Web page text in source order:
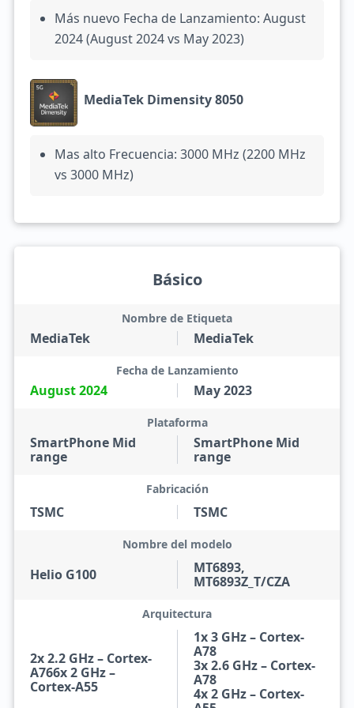
Más nuevo Fecha de Lanzamiento: August
2024 (August 2024 vs May 2023)
MediaTek Dimensity 8050
Mas alto Frecuencia: 3000 MHz (2200 MHz
vs 3000 MHz)
Básico
MediaTek
Nombre de Etiqueta
MediaTek
August 2024
Fecha de Lanzamiento
May 2023
SmartPhone Mid
range
Plataforma
SmartPhone Mid
range
TSMC
Fabricación
TSMC
Helio G100
Nombre del modelo
MT6893,
MT6893Z_T/CZA
2x 2.2 GHz – Cortex-
A766x 2 GHz –
Cortex-A55
Arquitectura
1x 3 GHz – Cortex-
A78
3x 2.6 GHz – Cortex-
A78
4x 2 GHz – Cortex-